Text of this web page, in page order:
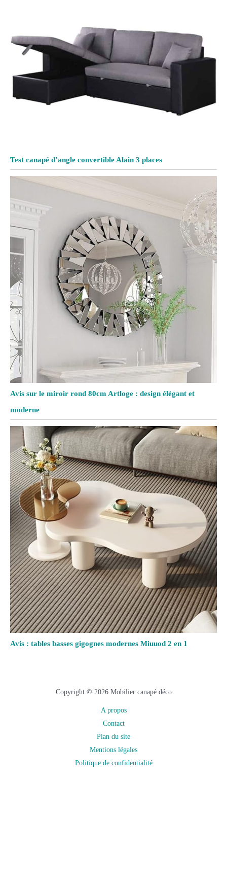
Test canapé d’angle convertible Alain 3 places
Avis sur le miroir rond 80cm Artloge : design élégant et
moderne
Avis : tables basses gigognes modernes Miuuod 2 en 1
Copyright © 2026 Mobilier canapé déco
A propos
Contact
Plan du site
Mentions légales
Politique de confidentialité